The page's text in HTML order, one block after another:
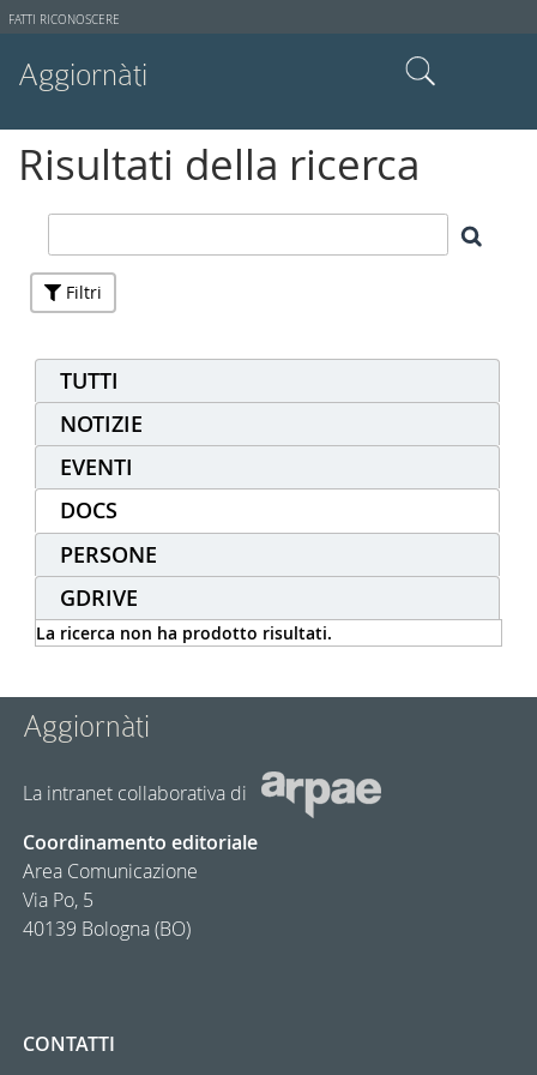
Strumenti
FATTI RICONOSCERE
Aggiornàti
Ricerca avanzata…
Risultati della ricerca
Filtri
TUTTI
NOTIZIE
EVENTI
DOCS
PERSONE
GDRIVE
La ricerca non ha prodotto risultati.
Aggiornàti
La intranet collaborativa di
Coordinamento editoriale
Area Comunicazione
Via Po, 5
40139 Bologna (BO)
CONTATTI